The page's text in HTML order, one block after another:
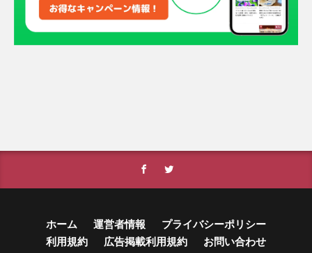
ホーム 運営者情報
プライバシーポリシー
利用規約
広告掲載利用規約 お問い合わせ